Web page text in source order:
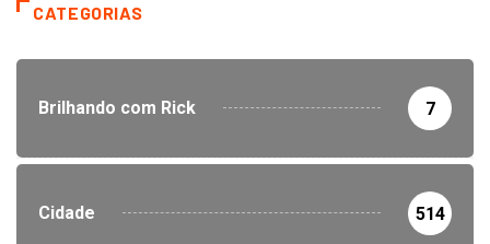
CATEGORIAS
Brilhando com Rick 7
Cidade 514